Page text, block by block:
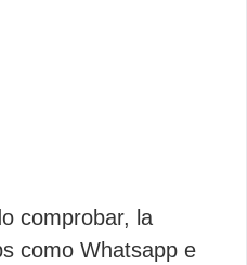
comprobar, la
como Whatsapp e